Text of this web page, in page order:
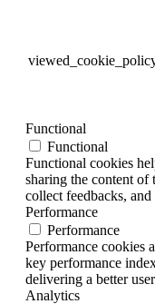
Functional
Functional
Functional cookies
sharing the content of
collect feedbacks,
Performance
Performance
Performance cookies
key performance
delivering a better
Analytics